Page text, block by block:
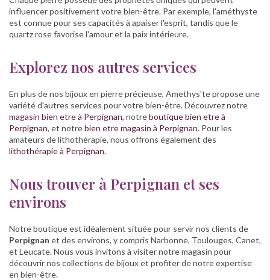
influencer positivement votre bien-être. Par exemple, l'améthyste
est connue pour ses capacités à apaiser l'esprit, tandis que le
quartz rose favorise l'amour et la paix intérieure.
Explorez nos autres services
En plus de nos bijoux en pierre précieuse, Amethys'te propose une
variété d'autres services pour votre bien-être. Découvrez notre
magasin bien etre à Perpignan, notreboutique bien etre à
Perpignan, et notrebien etre magasin à Perpignan. Pour les
amateurs de lithothérapie, nous offrons également des
lithothérapie à Perpignan.
Nous trouver à Perpignan et ses
environs
Notre boutique est idéalement située pour servir nos clients de
Perpignan et des environs, y compris Narbonne, Toulouges, Canet,
et Leucate. Nous vous invitons à visiter notre magasin pour
découvrir nos collections de bijoux et profiter de notre expertise
en bien-être.